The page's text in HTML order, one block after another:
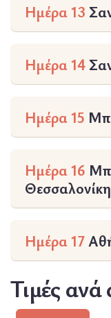
Ημέρα 13
Ημέρα 14
Ημέρα 15
Ημέρα 16
Θεσσαλονίκη
Ημέρα 17
Τιμές ανά